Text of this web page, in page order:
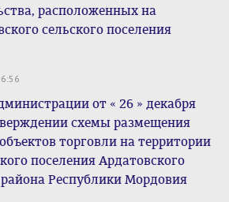
расположенных на
сельского поселения
от « 26 » декабря
схемы размещения
торговли на территории
поселения Ардатовского
Республики Мордовия